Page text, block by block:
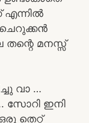
എന്നിൽ
തന്റെ മനസ്സ്
വാ …
സോറി ഇനി
തെറ്റ്